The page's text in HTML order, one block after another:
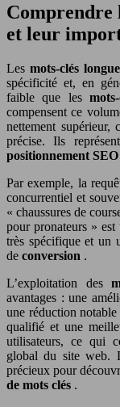
Comprendre
et leur
Les mots-clés
spécificité et, en
faible que les
compensent ce
nettement
précise. Ils
positionnement SEO
Par exemple, la
concurrentiel et
« chaussures de
pour pronateurs » est
très spécifique et un
de conversion .
L’exploitation des
avantages : une
une réduction
qualifié et une
utilisateurs, ce qui
global du site web.
précieux pour
de mots clés .